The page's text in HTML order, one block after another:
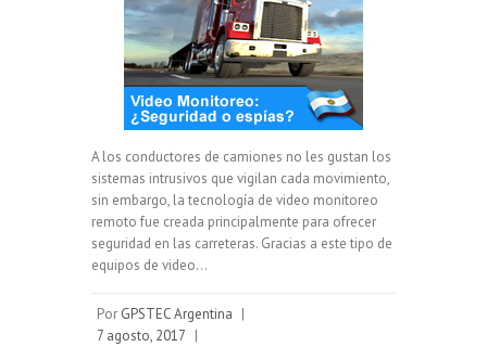
A los conductores de camiones no les gustan los
sistemas intrusivos que vigilan cada movimiento,
sin embargo, la tecnología de video monitoreo
remoto fue creada principalmente para ofrecer
seguridad en las carreteras. Gracias a este tipo de
equipos de video…
Por GPSTEC Argentina |
7 agosto, 2017 |